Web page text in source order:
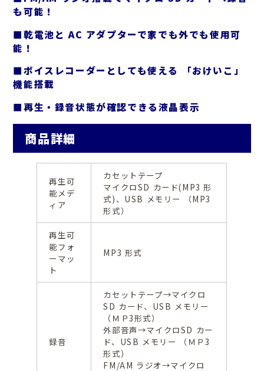
も可能！
■乾電池と AC アダプターで家でも外でも使用可
能！
■ボイスレコーダーとしても使える 「おけいこ」
機能搭載
■再生・録音状態が確認できる液晶表示
商品詳細
再生可
能メデ
ィア
カセットテープ
マイクロSD カード(MP3 形
式)、USB メモリー （MP3
形式）
再生可
能フォ
ーマッ
ト
MP3 形式
録音
カセットテープ→マイクロ
SD カード、USB メモリー
（ＭＰ3形式）
外部音声→マイクロSD カー
ド、USB メモリー （ＭＰ3
形式）
FM/AM ラジオ→マイクロ